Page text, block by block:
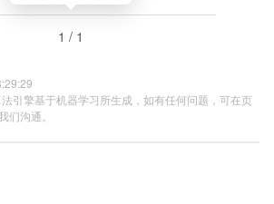
1 / 1
引擎基于机器学习所生成，如有任何问题，可在页
们沟通。